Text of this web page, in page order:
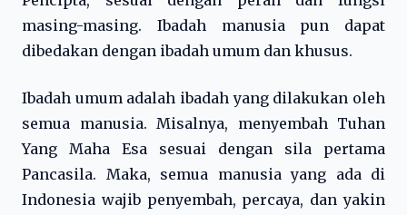
masing-masing. Ibadah manusia pun dapat
dibedakan dengan ibadah umum dan khusus.
Ibadah umum adalah ibadah yang dilakukan oleh
semua manusia. Misalnya, menyembah Tuhan
Yang Maha Esa sesuai dengan sila pertama
Pancasila. Maka, semua manusia yang ada di
Indonesia wajib penyembah, percaya, dan yakin